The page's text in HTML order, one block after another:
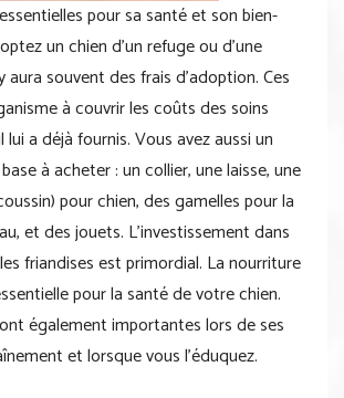
pour sa santé et son bien-
un chien d’un refuge ou d’une
aura souvent des frais d’adoption. Ces
à couvrir les coûts des soins
lui a déjà fournis. Vous avez aussi un
à acheter : un collier, une laisse, une
pour chien, des gamelles pour la
et des jouets. L’investissement dans
friandises est primordial. La nourriture
pour la santé de votre chien.
également importantes lors de ses
et lorsque vous l’éduquez.